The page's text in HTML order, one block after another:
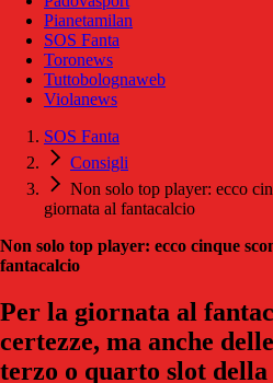
Pianetamilan
SOS Fanta
Toronews
Tuttobolognaweb
Violanews
SOS Fanta
Consigli
Non solo top player: ecco
giornata al fantacalcio
Non solo top player: ecco cinque
fantacalcio
Per la giornata al
certezze, ma anche
terzo o quarto slot